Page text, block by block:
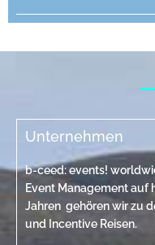
Unternehmen
b-ceed: events!
Event Management auf
Jahren gehören wir zu
und Incentive Reisen.